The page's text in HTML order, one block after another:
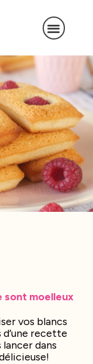
sont moelleux
vos blancs
d’une recette
lancer dans